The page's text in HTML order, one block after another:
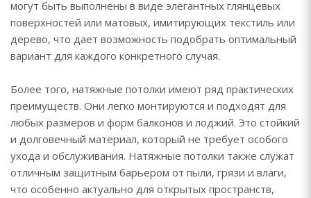
могут быть выполнены в виде элегантных глянцевых
поверхностей или матовых, имитирующих текстиль или
дерево, что дает возможность подобрать оптимальный
вариант для каждого конкретного случая.
Более того, натяжные потолки имеют ряд практических
преимуществ. Они легко монтируются и подходят для
любых размеров и форм балконов и лоджий. Это стойкий
и долговечный материал, который не требует особого
ухода и обслуживания. Натяжные потолки также служат
отличным защитным барьером от пыли, грязи и влаги,
что особенно актуально для открытых пространств,